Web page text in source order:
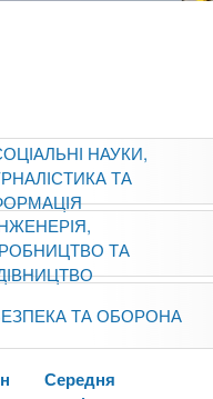
НАУКИ,
ТА
ТА
ТА ОБОРОНА
Середня